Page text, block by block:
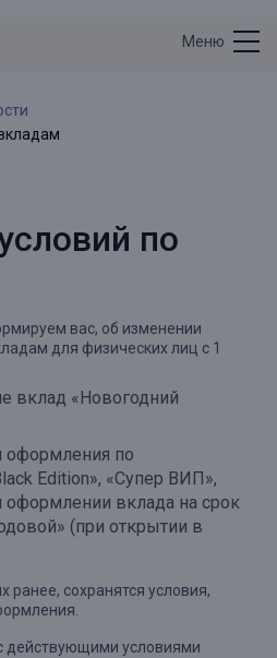
Меню
по
вас, об изменении
для физических лиц с 1
вклад «Новогодний
оформления по
Edition», «Супер ВИП»,
оформлении вклада на срок
(при открытии в
сохранятся условия,
действующими условиями